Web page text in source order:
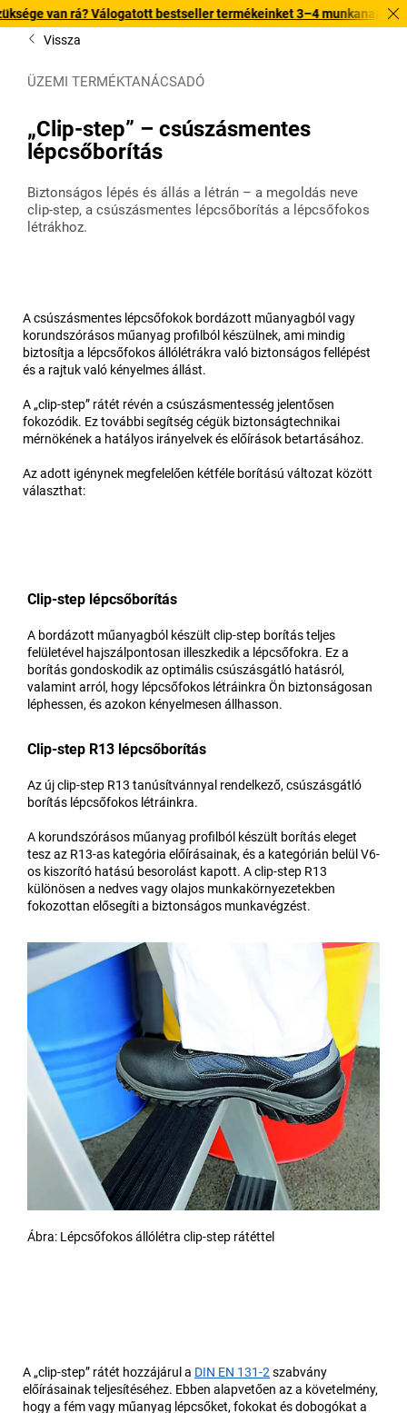
rá? Válogatott bestseller termékeinket 3–4 munkanapon belül
Vissza
ÜZEMI TERMÉKTANÁCSADÓ
„Clip-step” – csúszásmentes
lépcsőborítás
Biztonságos lépés és állás a létrán – a megoldás neve
clip-step, a csúszásmentes lépcsőborítás a lépcsőfokos
létrákhoz.
A csúszásmentes lépcsőfokok bordázott műanyagból vagy
korundszórásos műanyag profilból készülnek, ami mindig
biztosítja a lépcsőfokos állólétrákra való biztonságos fellépést
és a rajtuk való kényelmes állást.
A „clip-step” rátét révén a csúszásmentesség jelentősen
fokozódik. Ez további segítség cégük biztonságtechnikai
mérnökének a hatályos irányelvek és előírások betartásához.
Az adott igénynek megfelelően kétféle borítású változat között
választhat:
Clip-step lépcsőborítás
A bordázott műanyagból készült clip-step borítás teljes
felületével hajszálpontosan illeszkedik a lépcsőfokra. Ez a
borítás gondoskodik az optimális csúszásgátló hatásról,
valamint arról, hogy lépcsőfokos létráinkra Ön biztonságosan
léphessen, és azokon kényelmesen állhasson.
Clip-step R13 lépcsőborítás
Az új clip-step R13 tanúsítvánnyal rendelkező, csúszásgátló
borítás lépcsőfokos létráinkra.
A korundszórásos műanyag profilból készült borítás eleget
tesz az R13-as kategória előírásainak, és a kategórián belül V6-
os kiszorító hatású besorolást kapott. A clip-step R13
különösen a nedves vagy olajos munkakörnyezetekben
fokozottan elősegíti a biztonságos munkavégzést.
Ábra: Lépcsőfokos állólétra clip-step rátéttel
A „clip-step” rátét hozzájárul a DIN EN 131-2 szabvány
előírásainak teljesítéséhez. Ebben alapvetően az a követelmény,
hogy a fém vagy műanyag lépcsőket, fokokat és dobogókat a